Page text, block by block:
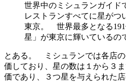
世界中のミシュランガイド
レストランすべてに星がつ
東京。 世界最多となる
星」が東京に輝いているの
とある。 ミシュランでは各店
価しており、星の数は１から３
価であり、３つ星を与えられた